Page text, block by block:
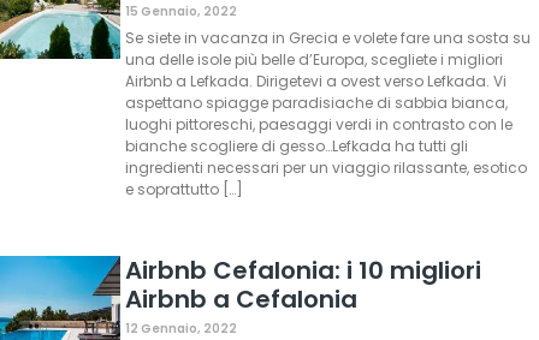
15 Gennaio, 2022
Se siete in vacanza in Grecia e volete fare una sosta su
una delle isole più belle d’Europa, scegliete i migliori
Airbnb a Lefkada. Dirigetevi a ovest verso Lefkada. Vi
aspettano spiagge paradisiache di sabbia bianca,
luoghi pittoreschi, paesaggi verdi in contrasto con le
bianche scogliere di gesso…Lefkada ha tutti gli
ingredienti necessari per un viaggio rilassante, esotico
e soprattutto […]
Airbnb Cefalonia: i 10 migliori
Airbnb a Cefalonia
12 Gennaio, 2022